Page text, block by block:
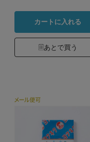
カートに入れる
あとで買う